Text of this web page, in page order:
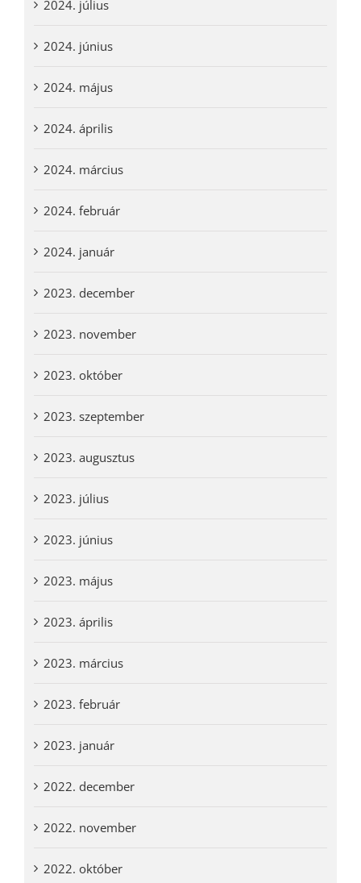
2024. július
2024. június
2024. május
2024. április
2024. március
2024. február
2024. január
2023. december
2023. november
2023. október
2023. szeptember
2023. augusztus
2023. július
2023. június
2023. május
2023. április
2023. március
2023. február
2023. január
2022. december
2022. november
2022. október